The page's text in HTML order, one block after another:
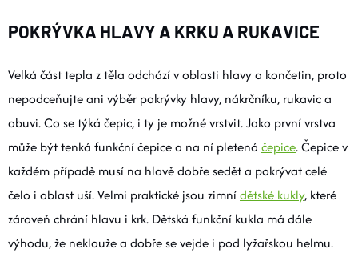
POKRÝVKA HLAVY A KRKU A RUKAVICE
Velká část tepla z těla odchází v oblasti hlavy a končetin, proto
nepodceňujte ani výběr pokrývky hlavy, nákrčníku, rukavic a
obuvi. Co se týká čepic, i ty je možné vrstvit. Jako první vrstva
může být tenká funkční čepice a na ní pletená čepice. Čepice v
každém případě musí na hlavě dobře sedět a pokrývat celé
čelo i oblast uší. Velmi praktické jsou zimnídětské kukly, které
zároveň chrání hlavu i krk. Dětská funkční kukla má dále
výhodu, že neklouže a dobře se vejde i pod lyžařskou helmu.